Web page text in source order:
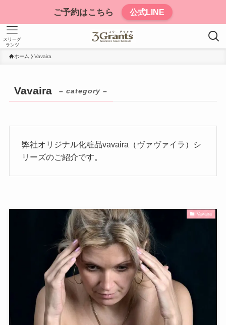
ご予約はこちら 公式LINE
スリーグ
ランツ
ホーム Vavaira
Vavaira – category –
弊社オリジナル化粧品vavaira（ヴァヴァイラ）シ
リーズのご紹介です。
Vavaira